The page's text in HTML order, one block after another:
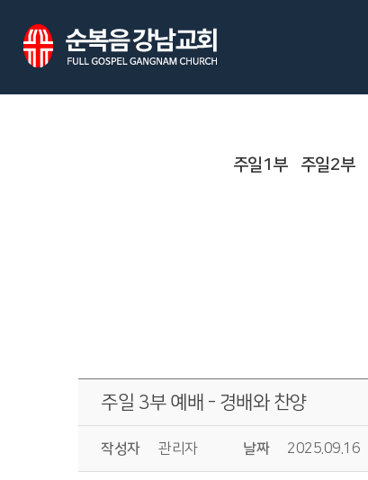
주일1부 주일2부
주일 3부 예배 - 경배와 찬양
작성자 관리자 날짜 2025.09.16